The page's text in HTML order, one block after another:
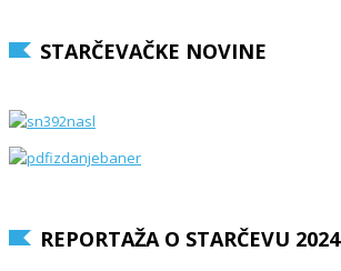
STARČEVAČKE NOVINE
REPORTAŽA O STARČEVU 2024